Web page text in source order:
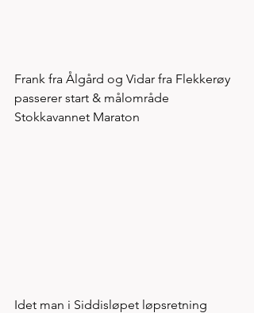
Frank fra Ålgård og Vidar fra Flekkerøy
passerer start & målområde
Stokkavannet Maraton
Idet man i Siddisløpet løpsretning